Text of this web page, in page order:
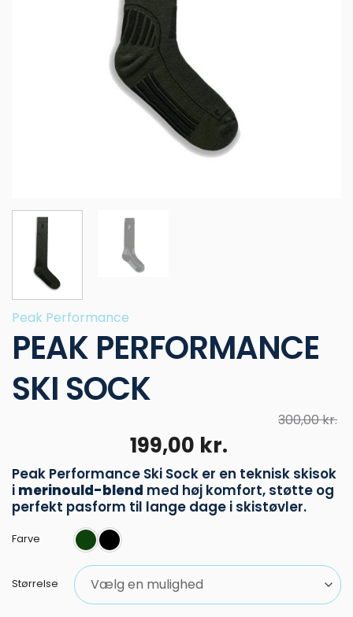
Peak Performance
PEAK PERFORMANCE
SKI SOCK
300,00kr.
Den
oprindelige
pris
var:
199,00 kr.Den
aktuelle
pris
er:
Peak Performance Ski Sock er en teknisk skisok
i merinould-blend med høj komfort, støtte og
perfekt pasform til lange dage i skistøvler.
Farve
Størrelse